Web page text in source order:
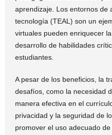
aprendizaje. Los entornos de
tecnología (TEAL) son un
virtuales pueden enriquecer
desarrollo de habilidades
estudiantes.
A pesar de los beneficios, la
desafíos, como la necesidad
manera efectiva en el
privacidad y la seguridad de
promover el uso adecuado